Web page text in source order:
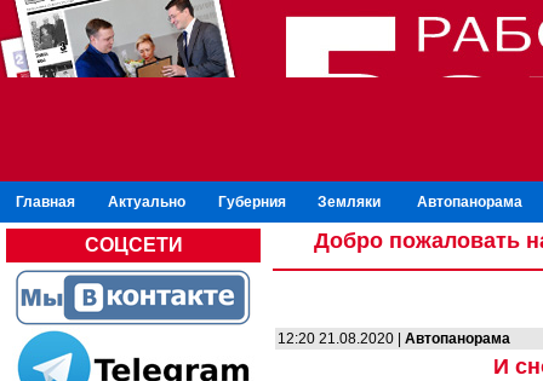
Главная Актуально Губерния Земляки Автопанорама
СОЦСЕТИ Добро пожаловать
12:20 21.08.2020 | Автопанорама
И